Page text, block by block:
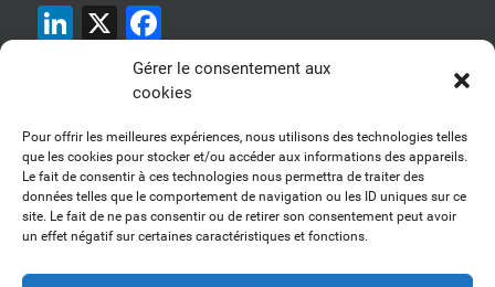
Gérer le consentement aux
cookies
Pour offrir les meilleures expériences, nous utilisons des technologies telles
que les cookies pour stocker et/ou accéder aux informations des appareils.
Le fait de consentir à ces technologies nous permettra de traiter des
données telles que le comportement de navigation ou les ID uniques sur ce
site. Le fait de ne pas consentir ou de retirer son consentement peut avoir
un effet négatif sur certaines caractéristiques et fonctions.
LinkedIn
X
1, 2, 3... Buzzez !
Découvrez nos kits communication